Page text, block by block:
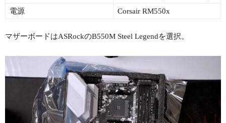
電源
Corsair RM550x
マザーボードはASRockのB550M Steel Legendを選択。